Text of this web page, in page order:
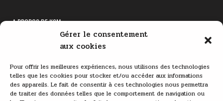
Gérer le consentement
aux cookies
Pour offrir les meilleures expériences, nous utilisons des technologies
telles que les cookies pour stocker et/ou accéder aux informations
des appareils. Le fait de consentir à ces technologies nous permettra
de traiter des données telles que le comportement de navigation ou
A PROPOS DE KSM